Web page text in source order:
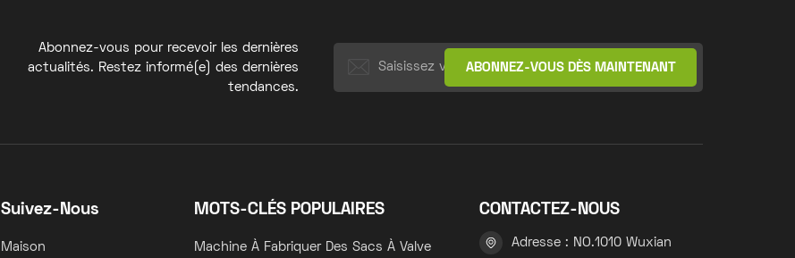
Abonnez-vous pour recevoir les dernières
actualités. Restez informé(e) des dernières
tendances.
Suivez-Nous
Maison
MOTS-CLÉS POPULAIRES
Machine À Fabriquer Des Sacs À Valve
CONTACTEZ-NOUS
Adresse : NO.1010 Wuxian